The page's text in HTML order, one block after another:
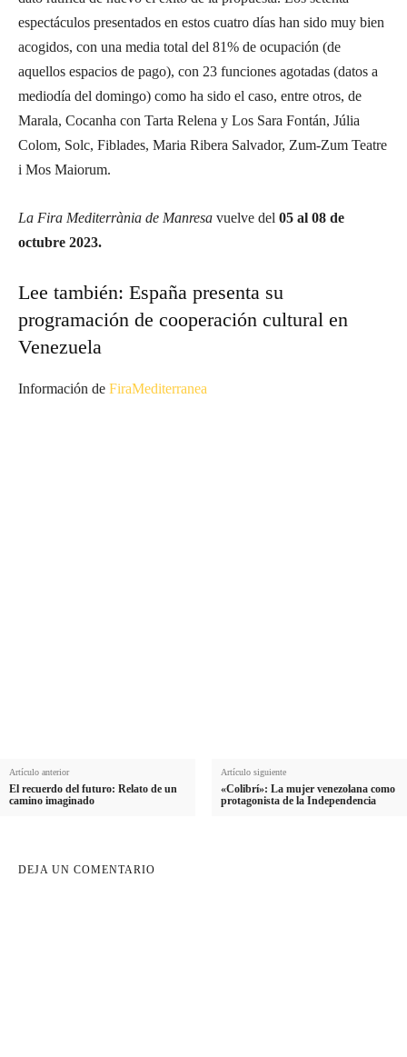
espectáculos presentados en estos cuatro días han sido muy bien
acogidos, con una media total del 81% de ocupación (de
aquellos espacios de pago), con 23 funciones agotadas (datos a
mediodía del domingo) como ha sido el caso, entre otros, de
Marala, Cocanha con Tarta Relena y Los Sara Fontán, Júlia
Colom, Solc, Fiblades, Maria Ribera Salvador, Zum-Zum Teatre
i Mos Maiorum.
La Fira Mediterrània de Manresa vuelve del 05 al 08 de
octubre 2023.
Lee también: España presenta su
programación de cooperación cultural en
Venezuela
Información de FiraMediterranea
Artículo anterior
El recuerdo del futuro: Relato de un
camino imaginado
Artículo siguiente
«Colibrí»: La mujer venezolana como
protagonista de la Independencia
DEJA UN COMENTARIO